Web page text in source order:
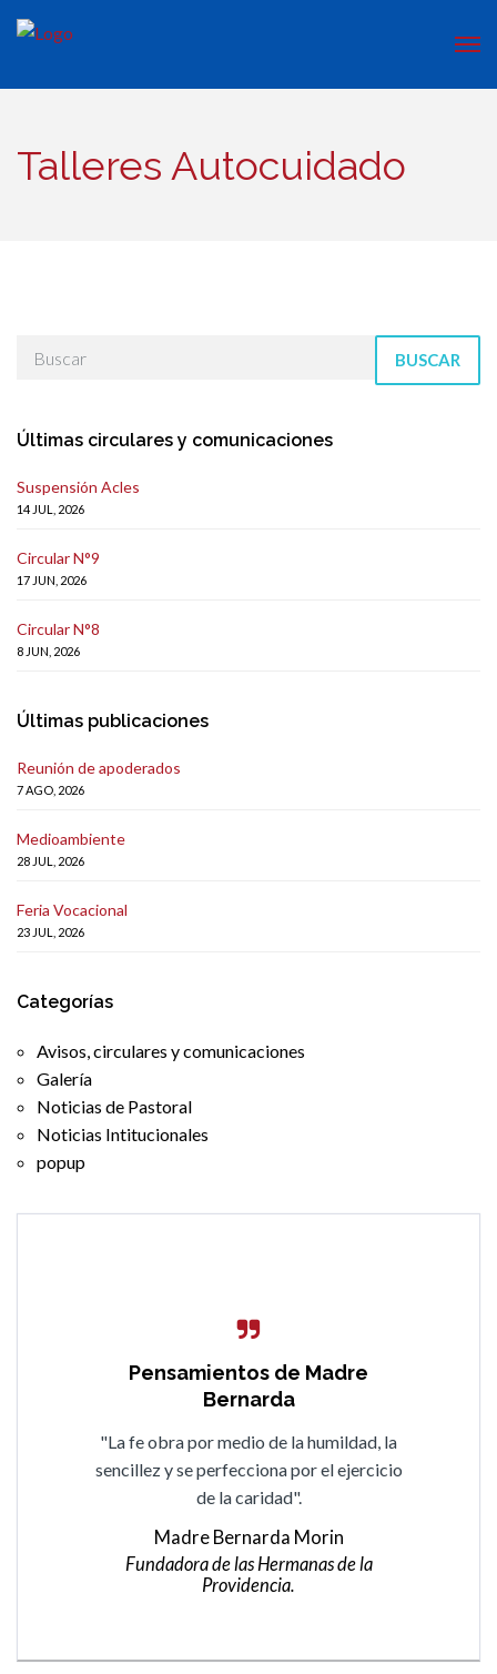
Talleres Autocuidado
BUSCAR
Últimas circulares y comunicaciones
Suspensión Acles
14 JUL, 2026
Circular N°9
17 JUN, 2026
Circular N°8
8 JUN, 2026
Últimas publicaciones
Reunión de apoderados
7 AGO, 2026
Medioambiente
28 JUL, 2026
Feria Vocacional
23 JUL, 2026
Categorías
Avisos, circulares y comunicaciones
Galería
Noticias de Pastoral
Noticias Intitucionales
popup
Pensamientos de Madre
Bernarda
"La fe obra por medio de la humildad, la
sencillez y se perfecciona por el ejercicio
de la caridad".
Madre Bernarda Morin
Fundadora de las Hermanas de la
Providencia.